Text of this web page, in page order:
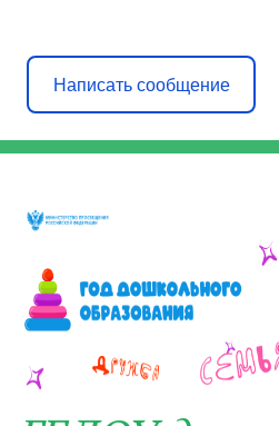
Написать сообщение